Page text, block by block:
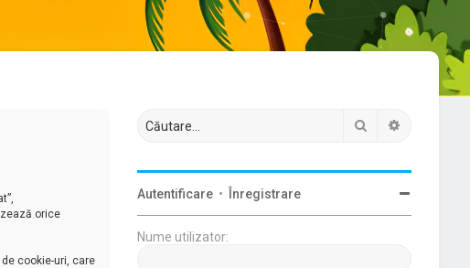
orice
cookie-uri, care
Căutare
Autentificare • Înregistrare
Nume utilizator: